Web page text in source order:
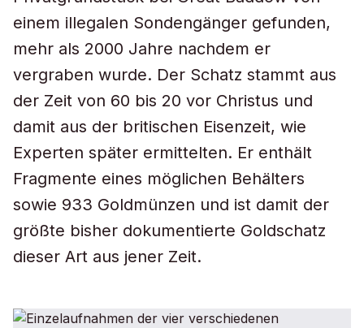
einem illegalen Sondengänger gefunden,
mehr als 2000 Jahre nachdem er
vergraben wurde. Der Schatz stammt aus
der Zeit von 60 bis 20 vor Christus und
damit aus der britischen Eisenzeit, wie
Experten später ermittelten. Er enthält
Fragmente eines möglichen Behälters
sowie 933 Goldmünzen und ist damit der
größte bisher dokumentierte Goldschatz
dieser Art aus jener Zeit.